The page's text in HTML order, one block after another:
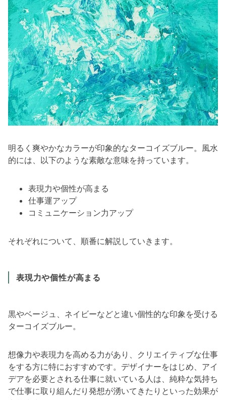
明るく爽やかなカラーが印象的なターコイズブルー。風水
的には、以下のような素敵な意味を持っています。
表現力や個性が高まる
仕事運アップ
コミュニケーション力アップ
それぞれについて、順番に解説していきます。
表現力や個性が高まる
黒やベージュ、ネイビーなどと違い個性的な印象を受ける
ターコイズブルー。
想像力や表現力を高める力があり、クリエイティブな仕事
をする方に特におすすめです。デザイナーをはじめ、アイ
デアを必要とされる仕事に就いている人は、純粋な気持ち
で仕事に取り組んだり発想が湧いてきたりといった効果が